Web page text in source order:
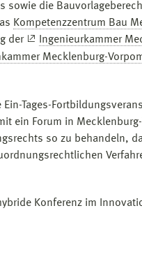
sowie die
Kompetenzzentrum Bau
der
Ingenieurkammer
Mecklenburg-
Tages-
ein Forum in
so zu behandeln,
Konferenz im